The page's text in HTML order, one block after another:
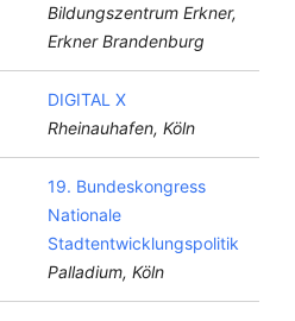
Bildungszentrum Erkner,
Erkner Brandenburg
DIGITAL X
Rheinauhafen, Köln
19. Bundeskongress
Nationale
Stadtentwicklungspolitik
Palladium, Köln